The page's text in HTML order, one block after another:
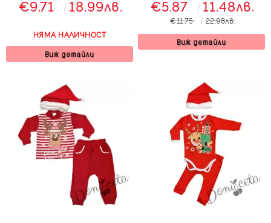
панталонки с
€9.71 18.99лв.
НЯМА НАЛИЧНОСТ
Виж детайли
панталони и шапка
каре
€5.87 11.48лв.
€11.75 22.98лв.
Виж детайли